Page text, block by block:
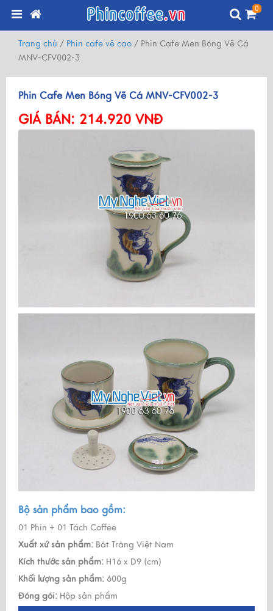
0
Trang chủ / Phin cafe vẽ cao / Phin Cafe Men Bóng Vẽ Cá
MNV-CFV002-3
Phin Cafe Men Bóng Vẽ Cá MNV-CFV002-3
GIÁ BÁN: 214.920 VNĐ
Bộ sản phẩm bao gồm:
01 Phin + 01 Tách Coffee
Xuất xứ sản phẩm: Bát Tràng Việt Nam
Kích thước sản phẩm: H16 x D9 (cm)
Khối lượng sản phẩm: 600g
Đóng gói: Hộp sản phẩm